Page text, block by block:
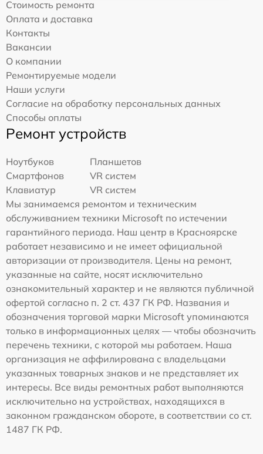
Стоимость ремонта
Оплата и доставка
Контакты
Вакансии
О компании
Ремонтируемые модели
Наши услуги
Согласие на обработку персональных данных
Способы оплаты
Ремонт устройств
Ноутбуков
Планшетов
Смартфонов
VR систем
Клавиатур
VR систем
Мы занимаемся ремонтом и техническим
обслуживанием техники Microsoft по истечении
гарантийного периода. Наш центр в Красноярске
работает независимо и не имеет официальной
авторизации от производителя. Цены на ремонт,
указанные на сайте, носят исключительно
ознакомительный характер и не являются публичной
офертой согласно п. 2 ст. 437 ГК РФ. Названия и
обозначения торговой марки Microsoft упоминаются
только в информационных целях — чтобы обозначить
перечень техники, с которой мы работаем. Наша
организация не аффилирована с владельцами
указанных товарных знаков и не представляет их
интересы. Все виды ремонтных работ выполняются
исключительно на устройствах, находящихся в
законном гражданском обороте, в соответствии со ст.
1487 ГК РФ.